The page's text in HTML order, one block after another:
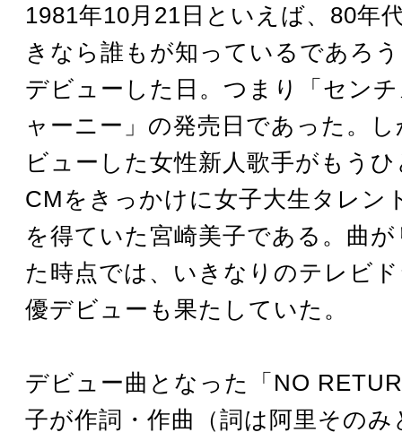
1981年10月21日といえば、80年
きなら誰もが知っているであろ
デビューした日。つまり「セン
ャーニー」の発売日であった。
ビューした女性新人歌手がもう
CMをきっかけに女子大生タレン
を得ていた宮崎美子である。曲
た時点では、いきなりのテレビ
優デビューも果たしていた。
デビュー曲となった「NO
子が作詞・作曲（詞は阿里そのみ